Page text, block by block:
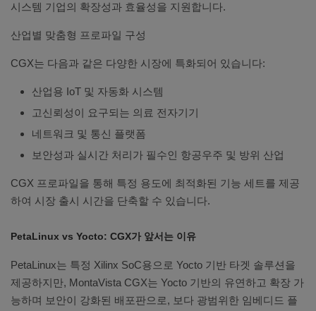
시스템 기업의 확장성과 효율성을 지원합니다.
산업별 맞춤형 프로파일 구성
CGX는 다음과 같은 다양한 시장에 특화되어 있습니다:
산업용 IoT 및 자동화 시스템
고신뢰성이 요구되는 의료 전자기기
네트워크 및 통신 플랫폼
보안성과 실시간 처리가 필수인 항공우주 및 방위 산업
CGX 프로파일을 통해 특정 용도에 최적화된 기능 세트를 제공
하여 시장 출시 시간을 단축할 수 있습니다.
PetaLinux vs Yocto: CGX가 앞서는 이유
PetaLinux는 특정 Xilinx SoC용으로 Yocto 기반 타겟 솔루션을
제공하지만, MontaVista CGX는 Yocto 기반의 유연하고 확장 가
능하며 보안이 강화된 배포판으로, 보다 광범위한 임베디드 플